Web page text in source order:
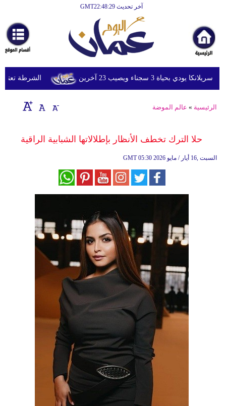
آخر تحديث GMT22:48:29
أخبارعاجلة
رياضة
ثقافة
إقتصاد
وموسيقى
الشرطة تعتقل بحياة 3 سجناء ويصيب 23 آخرين
الرئيسية » عالم الموضة
حلا الترك تخطف الأنظار بإطلالاتها الشبابية الراقية
GMT 05:30 2026 السبت ,16 أيار / مايو